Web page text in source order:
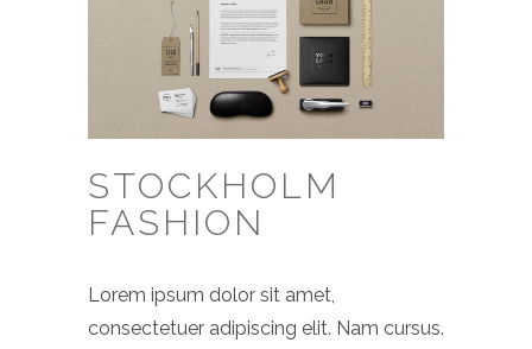
STOCKHOLM
FASHION
Lorem ipsum dolor sit amet,
consectetuer adipiscing elit. Nam cursus.